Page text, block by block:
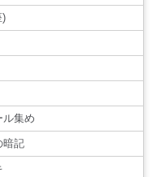
)
ル集め
暗記